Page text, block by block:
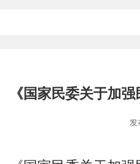
《国家民委关于加
发